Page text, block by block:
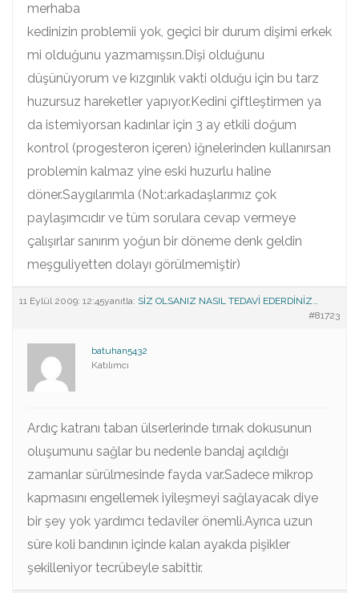
merhaba
kedinizin problemii yok, geçici bir durum dişimi erkek
mi olduğunu yazmamışsın.Dişi olduğunu
düşünüyorum ve kızgınlık vakti olduğu için bu tarz
huzursuz hareketler yapıyor.Kedini çiftleştirmen ya
da istemiyorsan kadınlar için 3 ay etkili doğum
kontrol (progesteron içeren) iğnelerinden kullanırsan
problemin kalmaz yine eski huzurlu haline
döner.Saygılarımla (Not:arkadaşlarımız çok
paylaşımcıdır ve tüm sorulara cevap vermeye
çalışırlar sanırım yoğun bir döneme denk geldin
meşguliyetten dolayı görülmemiştir)
11 Eylül 2009: 12:45yanıtla: SİZ OLSANIZ NASIL TEDAVİ EDERDİNİZ…
#81723
batuhan5432
Katılımcı
Ardıç katranı taban ülserlerinde tırnak dokusunun
oluşumunu sağlar bu nedenle bandaj açıldığı
zamanlar sürülmesinde fayda var.Sadece mikrop
kapmasını engellemek iyileşmeyi sağlayacak diye
bir şey yok yardımcı tedaviler önemli.Ayrıca uzun
süre koli bandının içinde kalan ayakda pişikler
şekilleniyor tecrübeyle sabittir.